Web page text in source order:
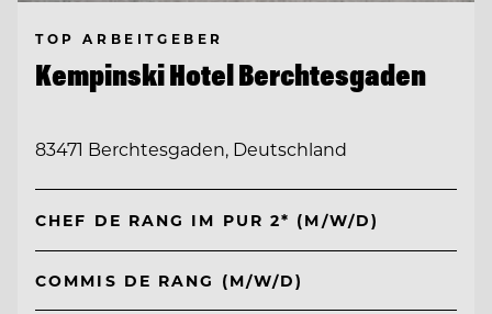
TOP ARBEITGEBER
Kempinski Hotel Berchtesgaden
83471 Berchtesgaden, Deutschland
CHEF DE RANG IM PUR 2* (M/W/D)
COMMIS DE RANG (M/W/D)